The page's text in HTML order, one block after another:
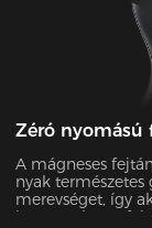
Zéró nyomású
A mágneses
nyak
merevséget, így
hagyományos